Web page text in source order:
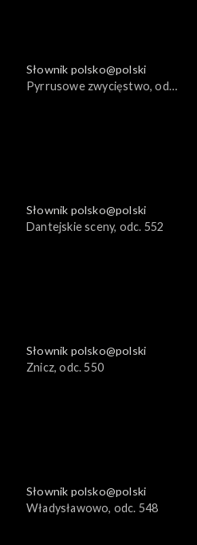
Słownik polsko@polski
Pyrrusowe zwycięstwo, odc.
Słownik polsko@polski
Dantejskie sceny, odc. 552
Słownik polsko@polski
Znicz, odc. 550
Słownik polsko@polski
Władysławowo, odc. 548